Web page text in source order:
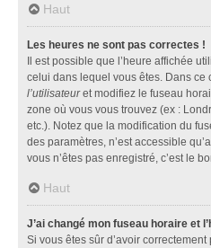
Haut
Les heures ne sont pas correctes !
Il est possible que l’heure affichée
celui dans lequel vous êtes. Dans ce
l’utilisateuret modifiez le fuseau
zone où vous vous trouvez (ex :
etc.). Notez que la modification du
des paramètres, n’est accessible
vous n’êtes pas enregistré, c’est le
Haut
J’ai changé mon fuseau horaire et
Si vous êtes sûr d’avoir